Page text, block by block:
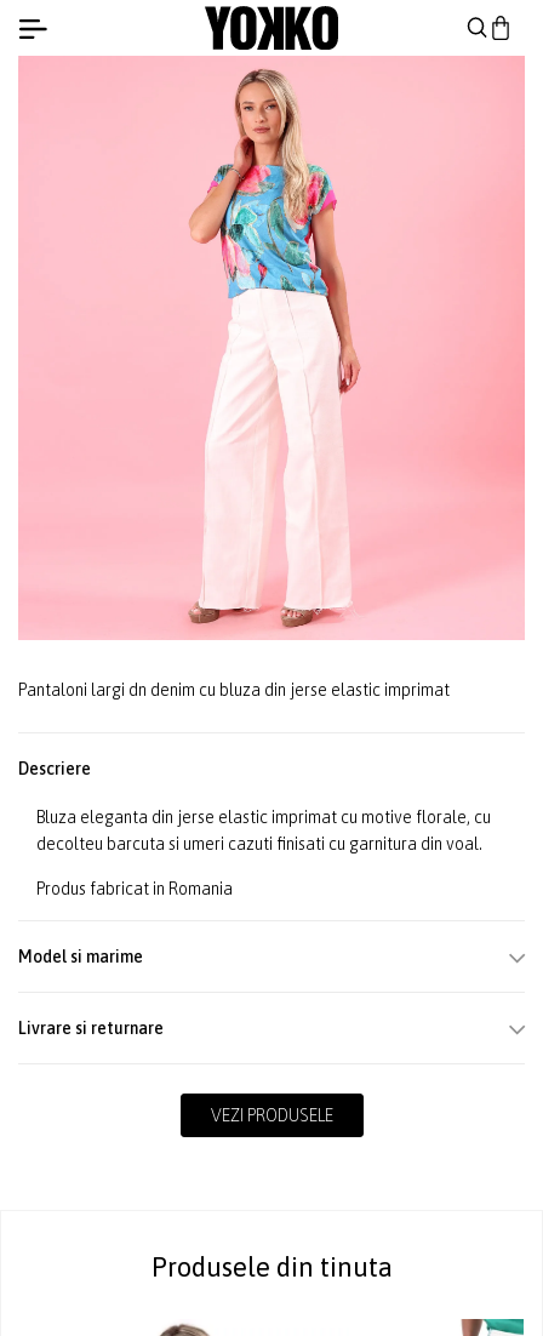
Pantaloni largi dn denim cu bluza din jerse elastic imprimat
Descriere
Bluza eleganta din jerse elastic imprimat cu motive florale, cu
decolteu barcuta si umeri cazuti finisati cu garnitura din voal.
Produs fabricat in Romania
Model si marime
Livrare si returnare
VEZI PRODUSELE
Produsele din tinuta